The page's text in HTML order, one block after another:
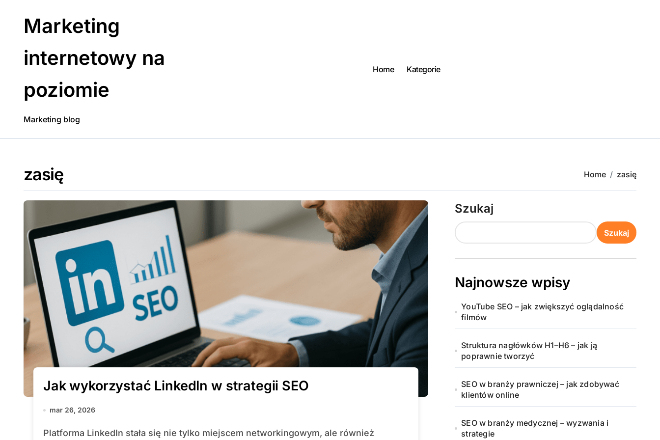
Marketing
internetowy na
poziomie
Marketing blog
Home Kategorie
zasię Home zasię
Jak wykorzystać LinkedIn w strategii SEO
mar 26, 2026
Platforma LinkedIn stała się nie tylko miejscem networkingowym, ale również
Szukaj
Szukaj
Najnowsze wpisy
YouTube SEO – jak zwiększyć oglądalność
filmów
Struktura nagłówków H1–H6 – jak ją
poprawnie tworzyć
SEO w branży prawniczej – jak zdobywać
klientów online
SEO w branży medycznej – wyzwania i
strategie